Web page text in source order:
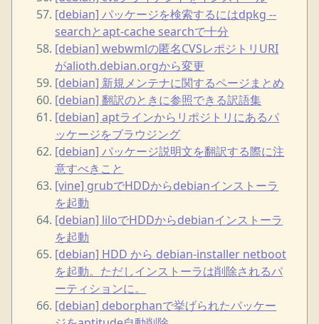
[debian] パッケージを検索するにはdpkg --
searchとapt-cache searchで十分
[debian] webwmlの匿名CVSレポジトリURI
がalioth.debian.orgから変更
[debian] 新規メンテナに関するページまとめ
[debian] 翻訳のときに参照できる訳語集
[debian] aptラインからリポジトリにあるパ
ッケージをブラウジング
[debian] パッケージ説明文を翻訳する際に注
意すべきこと
[vine] grubでHDDからdebianインストーラ
を起動
[debian] liloでHDDからdebianインストーラ
を起動
[debian] HDD から debian-installer netboot
を起動。ただしインストーラは削除されるパ
ーティションに。
[debian] deborphanで挙げられたパッケー